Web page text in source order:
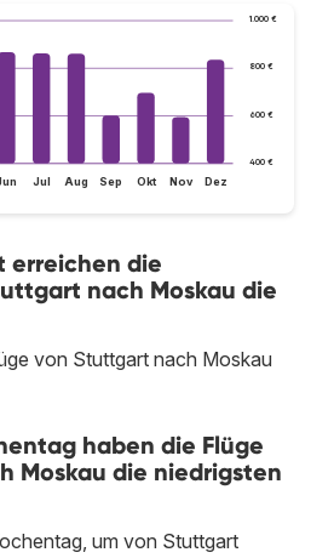
400 €
600 €
800 €
1.000 €
Jul Aug Sep Okt Nov Dez
erreichen die
nach Moskau die
von Stuttgart nach Moskau
haben die Flüge
Moskau die niedrigsten
um von Stuttgart